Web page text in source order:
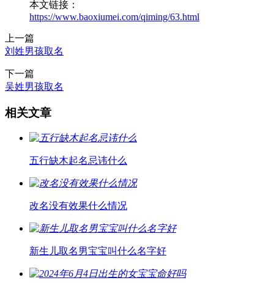
本文链接：
https://www.baoxiumei.com/qiming/63.html
上一篇
刘姓男孩取名
下一篇
吴姓男孩取名
相关文章
五行缺木起名忌讳什么
改名没有效果什么情况
新生儿取名男宝宝叫什么名字好